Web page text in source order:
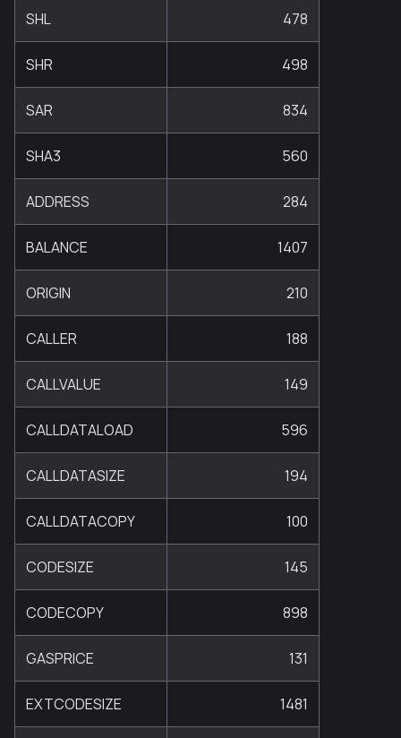
SHL 478
SHR 498
SAR 834
SHA3 560
ADDRESS 284
BALANCE 1407
ORIGIN 210
CALLER 188
CALLVALUE 149
CALLDATALOAD 596
CALLDATASIZE 194
CALLDATACOPY 100
CODESIZE 145
CODECOPY 898
GASPRICE 131
EXTCODESIZE 1481